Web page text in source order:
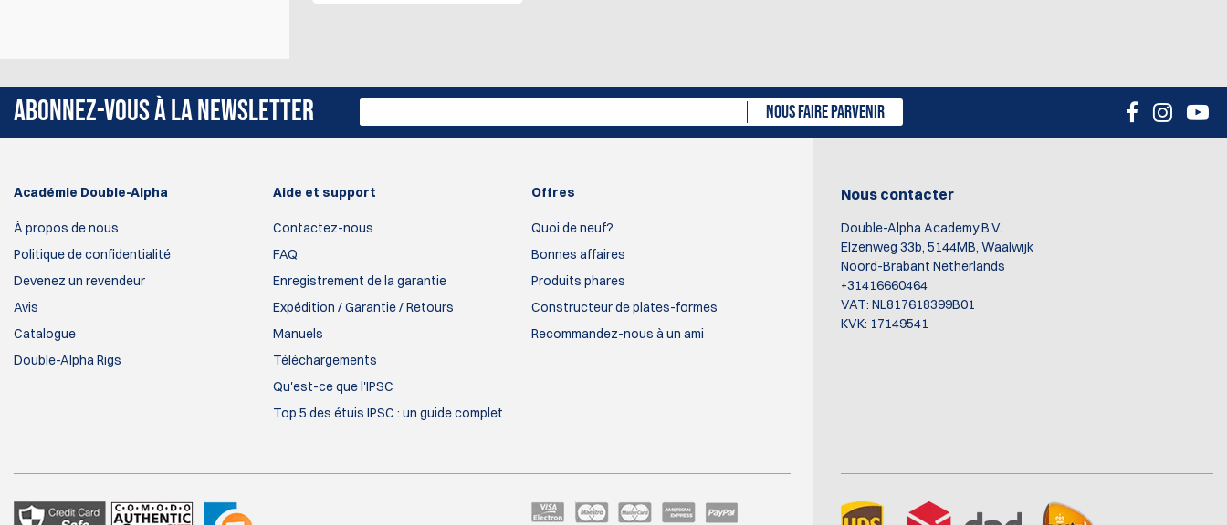
ABONNEZ-VOUS À LA NEWSLETTER NOUS FAIRE PARVENIR
Académie Double-Alpha
À propos de nous
Politique de confidentialité
Devenez un revendeur
Avis
Catalogue
Double-Alpha Rigs
Aide et support
Contactez-nous
FAQ
Enregistrement de la garantie
Expédition / Garantie / Retours
Manuels
Téléchargements
Qu'est-ce que l'IPSC
Top 5 des étuis IPSC : un guide complet
Offres
Quoi de neuf?
Bonnes affaires
Produits phares
Constructeur de plates-formes
Recommandez-nous à un ami
Nous contacter
Double-Alpha Academy B.V.
Elzenweg 33b, 5144MB, Waalwijk
Noord-Brabant Netherlands
+31416660464
VAT: NL817618399B01
KVK: 17149541